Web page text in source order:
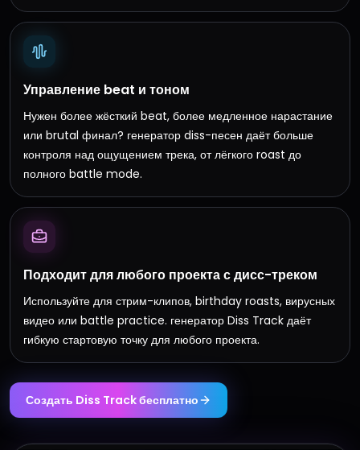
Управление beat и тоном
Нужен более жёсткий beat, более медленное нарастание
или brutal финал? генератор diss-песен даёт больше
контроля над ощущением трека, от лёгкого roast до
полного battle mode.
Подходит для любого проекта с дисс-треком
Используйте для стрим-клипов, birthday roasts, вирусных
видео или battle practice. генератор Diss Track даёт
гибкую стартовую точку для любого проекта.
Создать Diss Track бесплатно